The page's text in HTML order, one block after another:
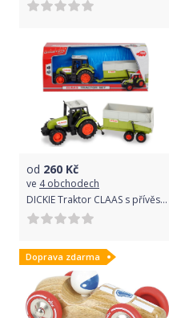
od 260 Kč
ve 4 obchodech
DICKIE Traktor CLAAS s přívěsem 36 cm
Doprava zdarma